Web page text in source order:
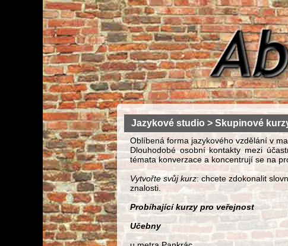
Jazykové studio > Skupinové
Oblíbená forma jazykového vzdělání v
Dlouhodobé osobní kontakty mezi
témata konverzace a koncentrují se na
Vytvořte svůj kurz: chcete zdokonalit
znalosti.
Probíhající kurzy pro veřejnost
Učebny